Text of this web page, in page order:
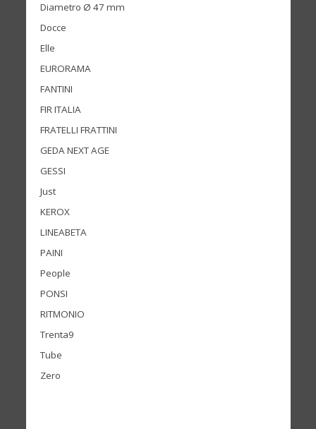
Diametro Ø 47 mm
Docce
Elle
EURORAMA
FANTINI
FIR ITALIA
FRATELLI FRATTINI
GEDA NEXT AGE
GESSI
Just
KEROX
LINEABETA
PAINI
People
PONSI
RITMONIO
Trenta9
Tube
Zero